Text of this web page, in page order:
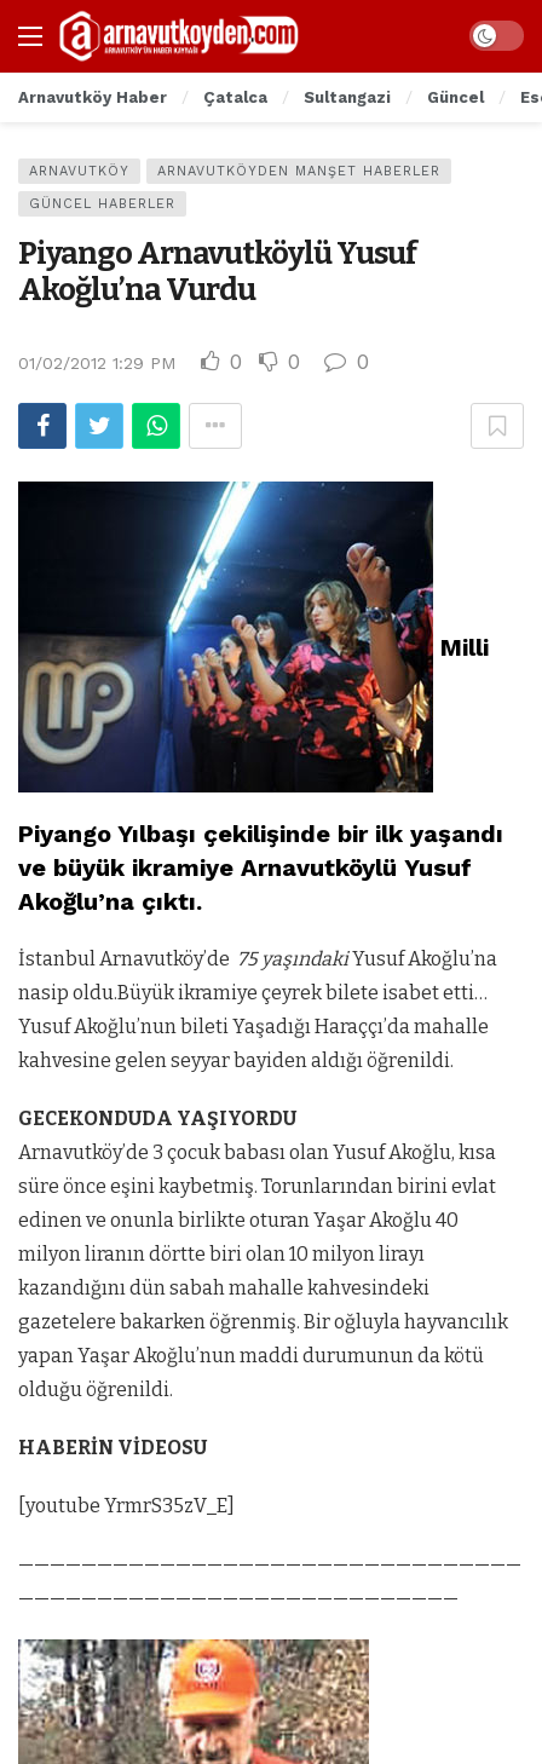
Arnavutköy Haber Çatalca Sultangazi Güncel
ARNAVUTKÖY ARNAVUTKÖYDEN MANŞET HABERLER
GÜNCEL HABERLER
Piyango Arnavutköylü Yusuf
Akoğlu’na Vurdu
01/02/2012 1:29 PM 0 0 0
Milli
Piyango Yılbaşı çekilişinde bir ilk yaşandı
ve büyük ikramiye Arnavutköylü Yusuf
Akoğlu’na çıktı.
İstanbul Arnavutköy’de 75 yaşındakiYusuf Akoğlu’na
nasip oldu.Büyük ikramiye çeyrek bilete isabet etti…
Yusuf Akoğlu’nun bileti Yaşadığı Haraççı’da mahalle
kahvesine gelen seyyar bayiden aldığı öğrenildi.
GECEKONDUDA YAŞIYORDU
Arnavutköy’de 3 çocuk babası olan Yusuf Akoğlu, kısa
süre önce eşini kaybetmiş. Torunlarından birini evlat
edinen ve onunla birlikte oturan Yaşar Akoğlu 40
milyon liranın dörtte biri olan 10 milyon lirayı
kazandığını dün sabah mahalle kahvesindeki
gazetelere bakarken öğrenmiş. Bir oğluyla hayvancılık
yapan Yaşar Akoğlu’nun maddi durumunun da kötü
olduğu öğrenildi.
HABERİN VİDEOSU
[youtube YrmrS35zV_E]
————————————————————————————————
————————————————————————————